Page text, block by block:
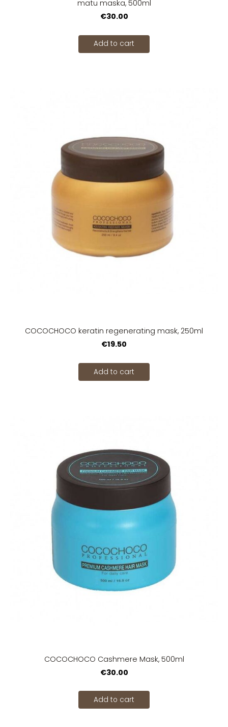
matu maska, 500ml
€30.00
Add to cart
COCOCHOCO keratin regenerating mask, 250ml
€19.50
Add to cart
COCOCHOCO Cashmere Mask, 500ml
€30.00
Add to cart